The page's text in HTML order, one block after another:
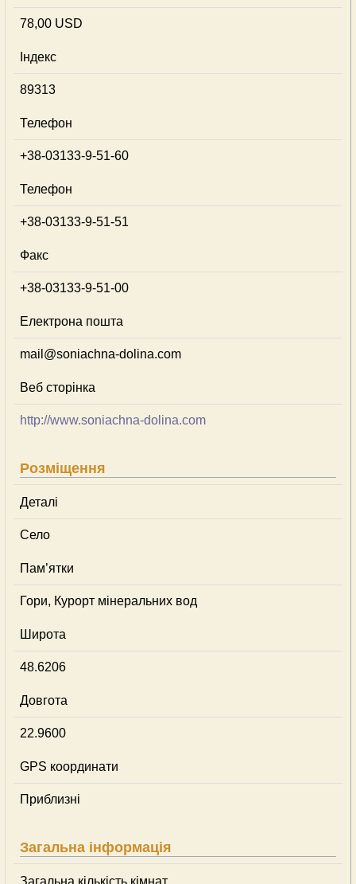
78,00 USD
Індекс
89313
Телефон
+38-03133-9-51-60
Телефон
+38-03133-9-51-51
Факс
+38-03133-9-51-00
Електрона пошта
mail@soniachna-dolina.com
Веб сторінка
http://www.soniachna-dolina.com
Розміщення
Деталі
Село
Пам’ятки
Гори, Курорт мінеральних вод
Широта
48.6206
Довгота
22.9600
GPS координати
Приблизні
Загальна інформація
Загальна кількість кімнат